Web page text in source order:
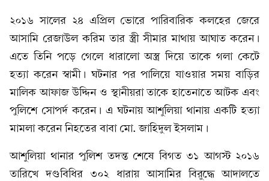
​২০১৬ সালের ২৪ এপ্রিল ভোরে পারিবারিক কলহের জেরে
আসামি রেজাউল করিম তার স্ত্রী সীমার মাথায় আঘাত করেন।
এতে তিনি পড়ে গেলে ধারালো অস্ত্র দিয়ে তাকে গলা কেটে
হত্যা করেন স্বামী। ঘটনার পর পালিয়ে যাওয়ার সময় বাড়ির
মালিক আফাজ উদ্দিন ও স্থানীয়রা তাকে হাতেনাতে আটক এবং
পুলিশে সোপর্দ করেন। এ ঘটনায় আশুলিয়া থানায় একটি হত্যা
মামলা করেন নিহতের বাবা মো. জাহিদুল ইসলাম।
আশুলিয়া থানার পুলিশ তদন্ত শেষে বিগত ৩১ আগস্ট ২০১৬
তারিখে দণ্ডবিধির ৩০২ ধারায় আসামির বিরুদ্ধে আদালতে